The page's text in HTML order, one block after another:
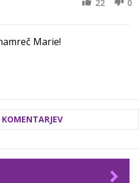
22 0
Marie!